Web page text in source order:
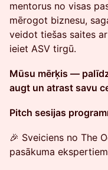
mentorus no visas
mērogot biznesu,
veidot tiešas saites
ieiet ASV tirgū.
Mūsu mērķis —
augt un atrast savu
Pitch sesijas
🎉 Sveiciens no The
pasākuma